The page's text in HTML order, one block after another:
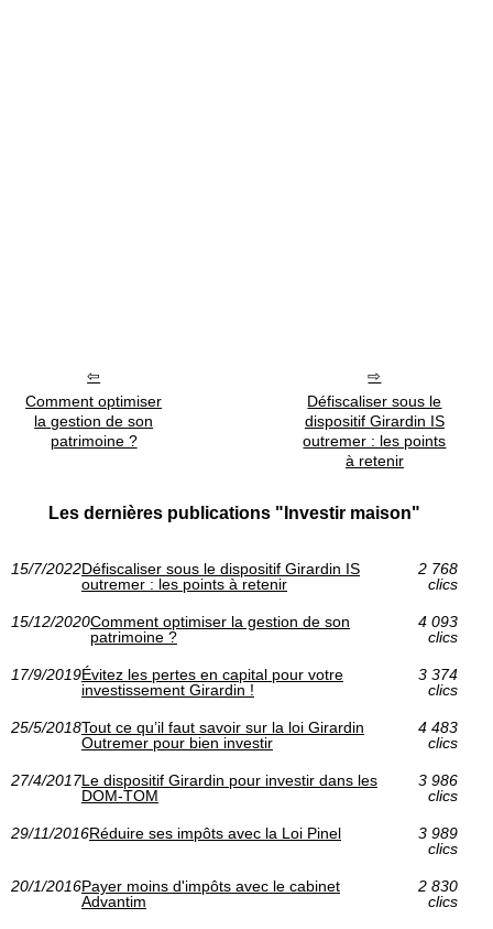
Comment optimiser
la gestion de son
patrimoine ?
Défiscaliser sous le
dispositif Girardin IS
outremer : les points
à retenir
Les dernières publications "Investir maison"
15/7/2022Défiscaliser sous le dispositif Girardin IS
outremer : les points à retenir
2 768
clics
15/12/2020Comment optimiser la gestion de son
patrimoine ?
4 093
clics
17/9/2019Évitez les pertes en capital pour votre
investissement Girardin !
3 374
clics
25/5/2018Tout ce qu’il faut savoir sur la loi Girardin
Outremer pour bien investir
4 483
clics
27/4/2017Le dispositif Girardin pour investir dans les
DOM-TOM
3 986
clics
29/11/2016Réduire ses impôts avec la Loi Pinel
3 989
clics
20/1/2016Payer moins d'impôts avec le cabinet
Advantim
2 830
clics